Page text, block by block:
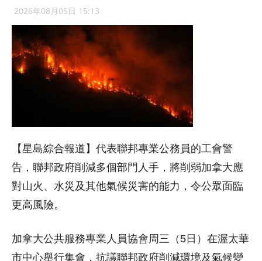
2026年08月05日 15:13
【星島綜合報道】代表聯邦專業公務員的工會警
告，聯邦政府削減多個部門人手，將削弱加拿大應
對山火、水災及其他氣候災害的能力，令公眾面臨
更高風險。
加拿大公共服務專業人員協會周三（5日）在渥太華
市中心舉行集會，抗議聯邦政府削減環境及氣候變